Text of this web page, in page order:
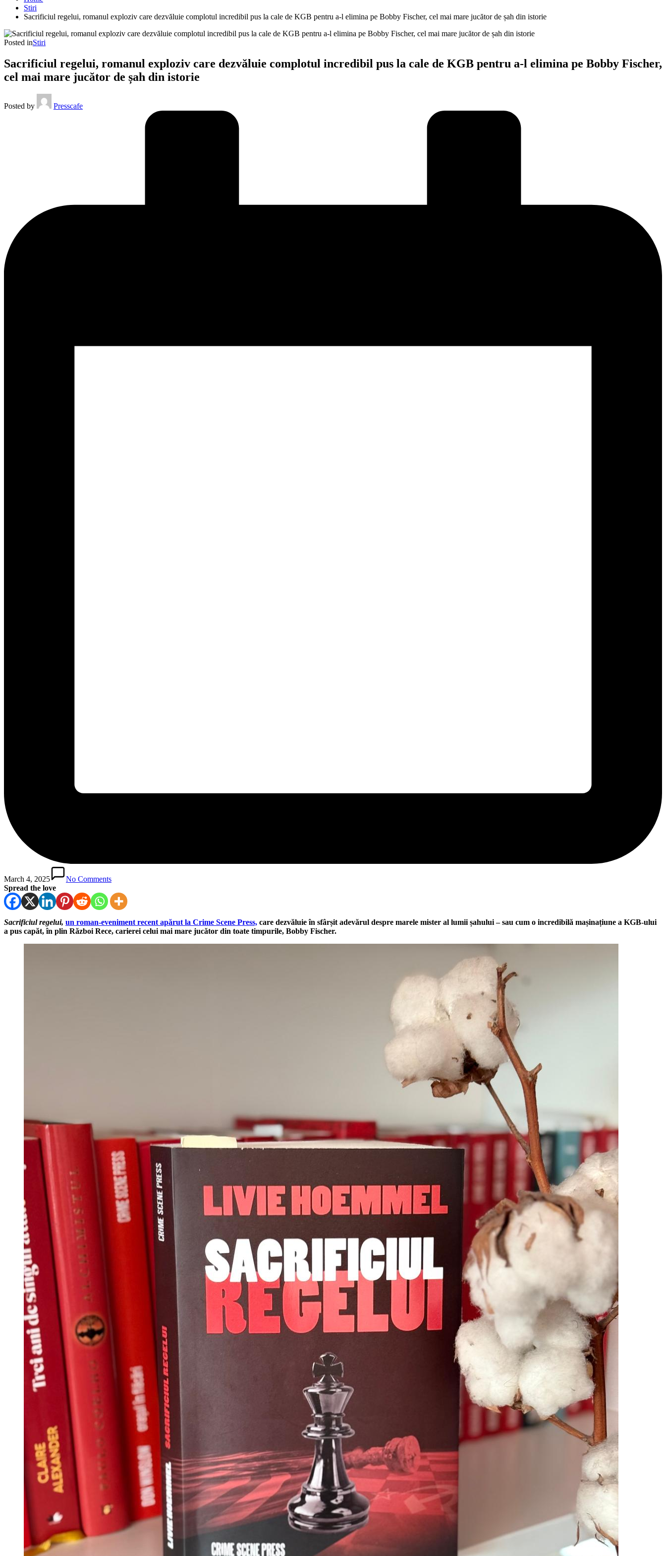
Stiri
Sacrificiul regelui, romanul exploziv care dezvăluie complotul incredibil pus la cale de KGB pentru a-l elimina pe Bobby Fischer, cel mai mare jucător de șah din istorie
Posted inStiri
Sacrificiul regelui, romanul exploziv care dezvăluie complotul incredibil pus la cale de KGB pentru a-l elimina pe Bobby Fischer,
cel mai mare jucător de șah din istorie
Posted by Presscafe
March 4, 2025
No Comments
Spread the love
Sacrificiul regelui, un roman-eveniment recent apărut la Crime Scene Press, care dezvăluie în sfârșit adevărul despre marele mister al lumii șahului – sau cum o incredibilă mașinațiune a KGB-ului
a pus capăt, în plin Război Rece, carierei celui mai mare jucător din toate timpurile, Bobby Fischer.